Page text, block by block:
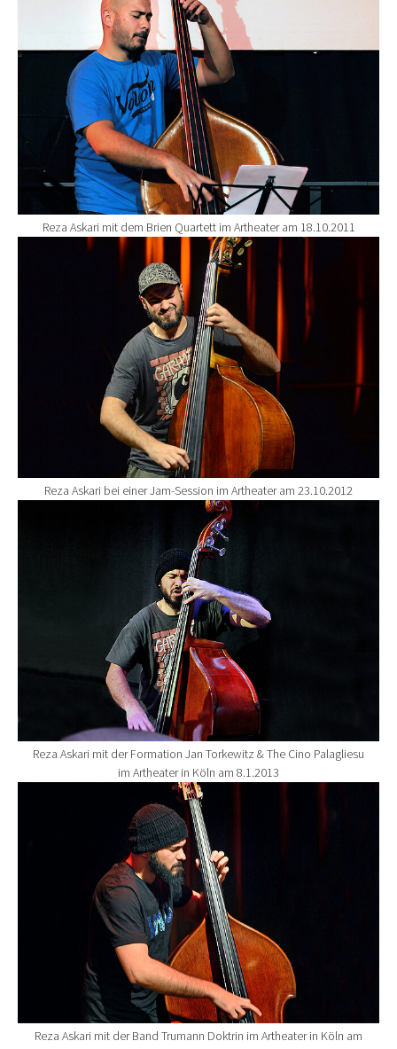
Reza Askari mit dem Brien Quartett im Artheater am 18.10.2011
Show larger version for:
Reza Askari bei einer Jam-Session im Artheater am 23.10.2012
Reza Askari mit der Formation Jan Torkewitz & The Cino Palagliesu
im Artheater in Köln am 8.1.2013
Show larger version for:
Reza Askari mit der Band Trumann Doktrin im Artheater in Köln am